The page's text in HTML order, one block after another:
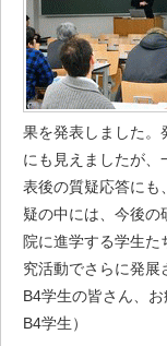
果を発表しました。
にも見えましたが、
表後の質疑応答にも
疑の中には、今後
院に進学する学生
究活動でさらに発展
B4学生の皆さん、
B4学生）